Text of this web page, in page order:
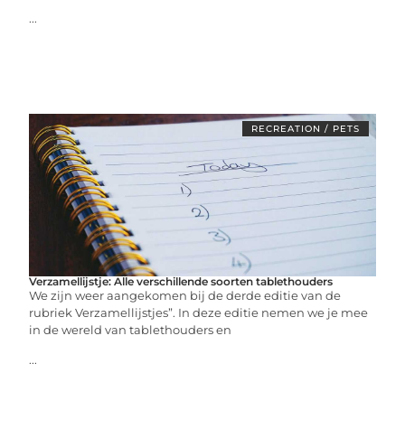
...
RECREATION / PETS
Verzamellijstje: Alle verschillende soorten tablethouders
We zijn weer aangekomen bij de derde editie van de
rubriek Verzamellijstjes”. In deze editie nemen we je mee
in de wereld van tablethouders en
...